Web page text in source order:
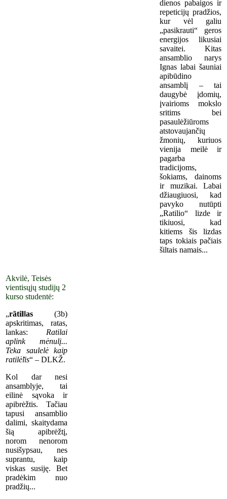
dienos pabaigos ir
repeticijų pradžios,
kur vėl galiu
„pasikrauti“ geros
energijos likusiai
savaitei. Kitas
ansamblio narys
Ignas labai šauniai
apibūdino
ansamblį – tai
daugybė įdomių,
įvairioms mokslo
sritims bei
pasaulėžiūroms
atstovaujančių
žmonių, kuriuos
vienija meilė ir
pagarba
tradicijoms,
šokiams, dainoms
ir muzikai. Labai
džiaugiuosi, kad
pavyko nutūpti
„Ratilio“ lizde ir
tikiuosi, kad
kitiems šis lizdas
taps tokiais pačiais
šiltais namais...
Akvilė, Teisės
vientisųjų studijų 2
kurso studentė:
„rãtil‖as (3b)
apskritimas, ratas,
lankas: Ratilai
aplink mėnulį...
Teka saulelė kaip
ratilė̃lis“ – DLKŽ.
Kol dar nesi
ansamblyje, tai
eilinė sąvoka ir
apibrėžtis. Tačiau
tapusi ansamblio
dalimi, skaitydama
šią apibrėžtį,
norom nenorom
nusišypsau, nes
suprantu, kaip
viskas susiję. Bet
pradėkim nuo
pradžių...